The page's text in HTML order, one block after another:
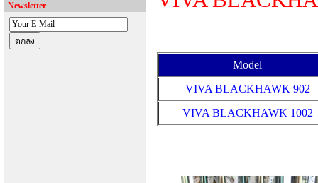
Newsletter
Model
VIVA BLACKHAWK 902
VIVA BLACKHAWK 1002